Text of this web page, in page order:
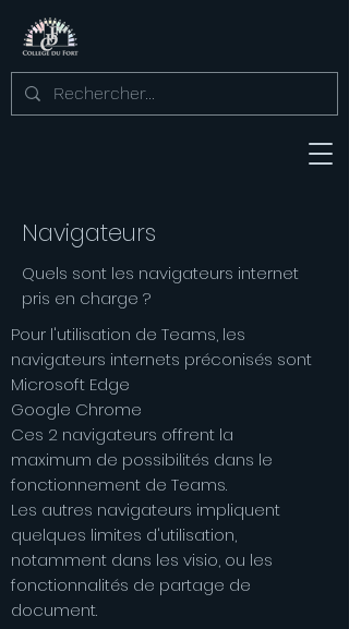
Navigateurs
Quels sont les navigateurs internet
pris en charge ?
Pour l'utilisation de Teams, les
navigateurs internets préconisés sont
Microsoft Edge
Google Chrome
Ces 2 navigateurs offrent la
maximum de possibilités dans le
fonctionnement de Teams.
Les autres navigateurs impliquent
quelques limites d'utilisation,
notamment dans les visio, ou les
fonctionnalités de partage de
document.